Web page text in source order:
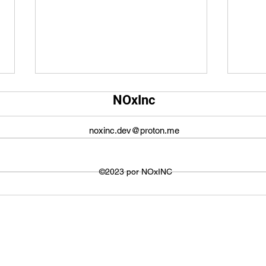
Qual é o tamanho da tela do
O tamanho da tela do YouTube
utilizada para visualizar os
O
de
NOxInc
noxinc.dev@proton.me
©2023 por NOxINC